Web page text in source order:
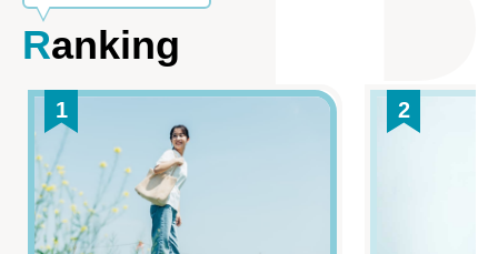
Ranking
1 2